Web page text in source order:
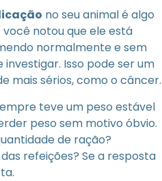
no seu animal é algo
notou que ele está
normalmente e sem
Isso pode ser um
mais sérios, como o câncer.
teve um peso estável
peso sem motivo óbvio.
de ração?
refeições? Se a resposta